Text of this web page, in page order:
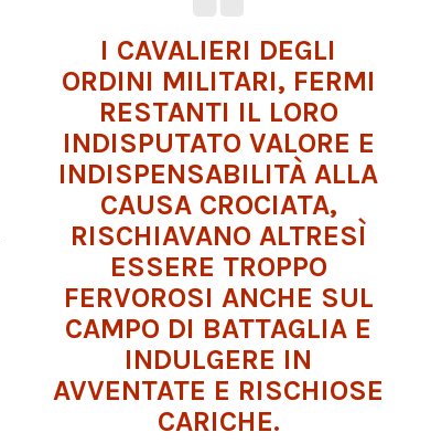
I CAVALIERI DEGLI
ORDINI MILITARI, FERMI
RESTANTI IL LORO
INDISPUTATO VALORE E
INDISPENSABILITÀ ALLA
CAUSA CROCIATA,
RISCHIAVANO ALTRESÌ
ESSERE TROPPO
FERVOROSI ANCHE SUL
CAMPO DI BATTAGLIA E
INDULGERE IN
AVVENTATE E RISCHIOSE
CARICHE.